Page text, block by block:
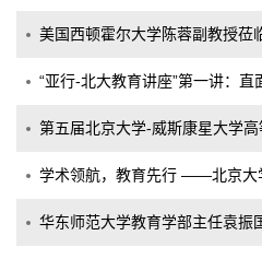
美国西顿霍尔大学陈蓉副教授莅
“亚行-北大教育讲座”第一讲：直
第五届北京大学-威斯康星大学
学术领航，教育先行 ——北京大
华东师范大学教育学部主任袁振